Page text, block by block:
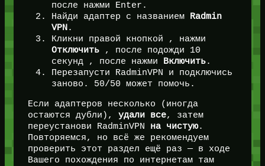
после нажми Enter.
Найди адаптер с названием Radmin
VPN.
Кликни правой кнопкой , нажми
Отключить, после подожди 10
секунд , после нажми Включить.
Перезапусти RadminVPN и подключись
заново. 50/50 может помочь.
Если адаптеров несколько (иногда
остаются дубли), удали все, затем
переустанови RadminVPN на чистую.
Повторяемся, но всё же рекомендуем
проверить этот раздел ещё раз — в ходе
Вашего похождения по интернетам там